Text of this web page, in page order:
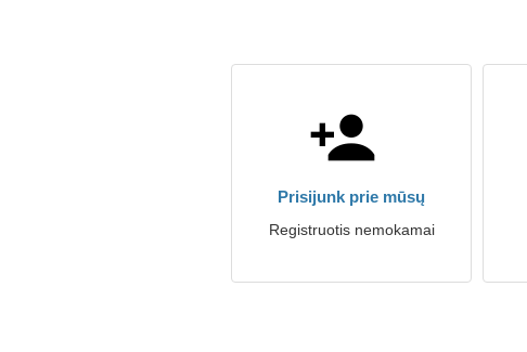
Prisijunk prie mūsų
Registruotis nemokamai